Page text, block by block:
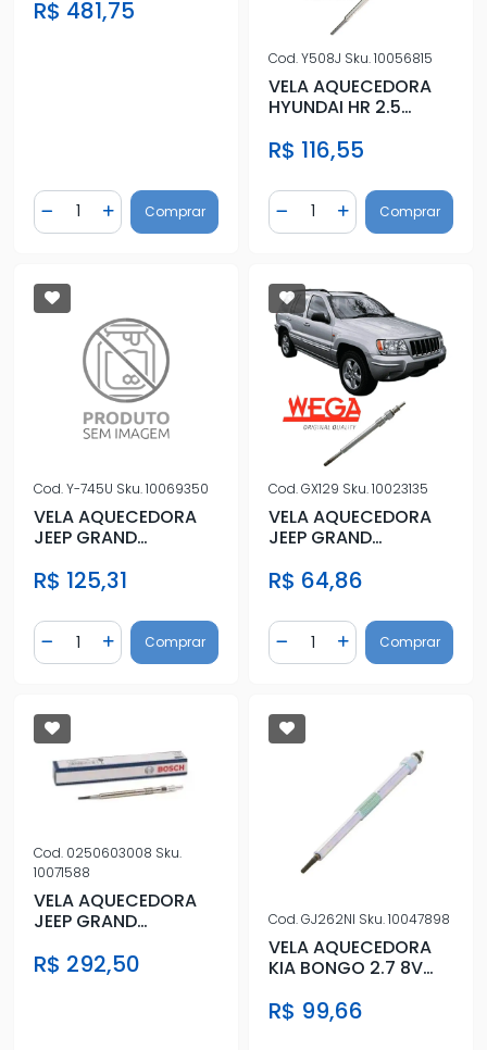
R$ 481,75
Diminuir Quantidade
Quantidade
Adicionar Quantidade
Comprar
Cod.Y508J Sku.10056815
VELA AQUECEDORA
HYUNDAI HR 2.5
R$ 116,55
Diminuir Quantidade
Quantidade
AdicionarComprar
Cod.Y-745U Sku.10069350
VELA AQUECEDORA
JEEP GRAND
2004
R$ 125,31
Diminuir Quantidade
Quantidade
Adicionar Quantidade
Comprar
Cod.GX129 Sku.10023135
VELA AQUECEDORA
JEEP GRAND
2004
R$ 64,86
Diminuir Quantidade
Quantidade
AdicionarComprar
Cod. 0250603008 Sku.
10071588
VELA AQUECEDORA
JEEP GRAND
R$ 292,50
Cod.GJ262NI Sku.10047898
VELA AQUECEDORA
KIA BONGO 2.7 8V
R$ 99,66